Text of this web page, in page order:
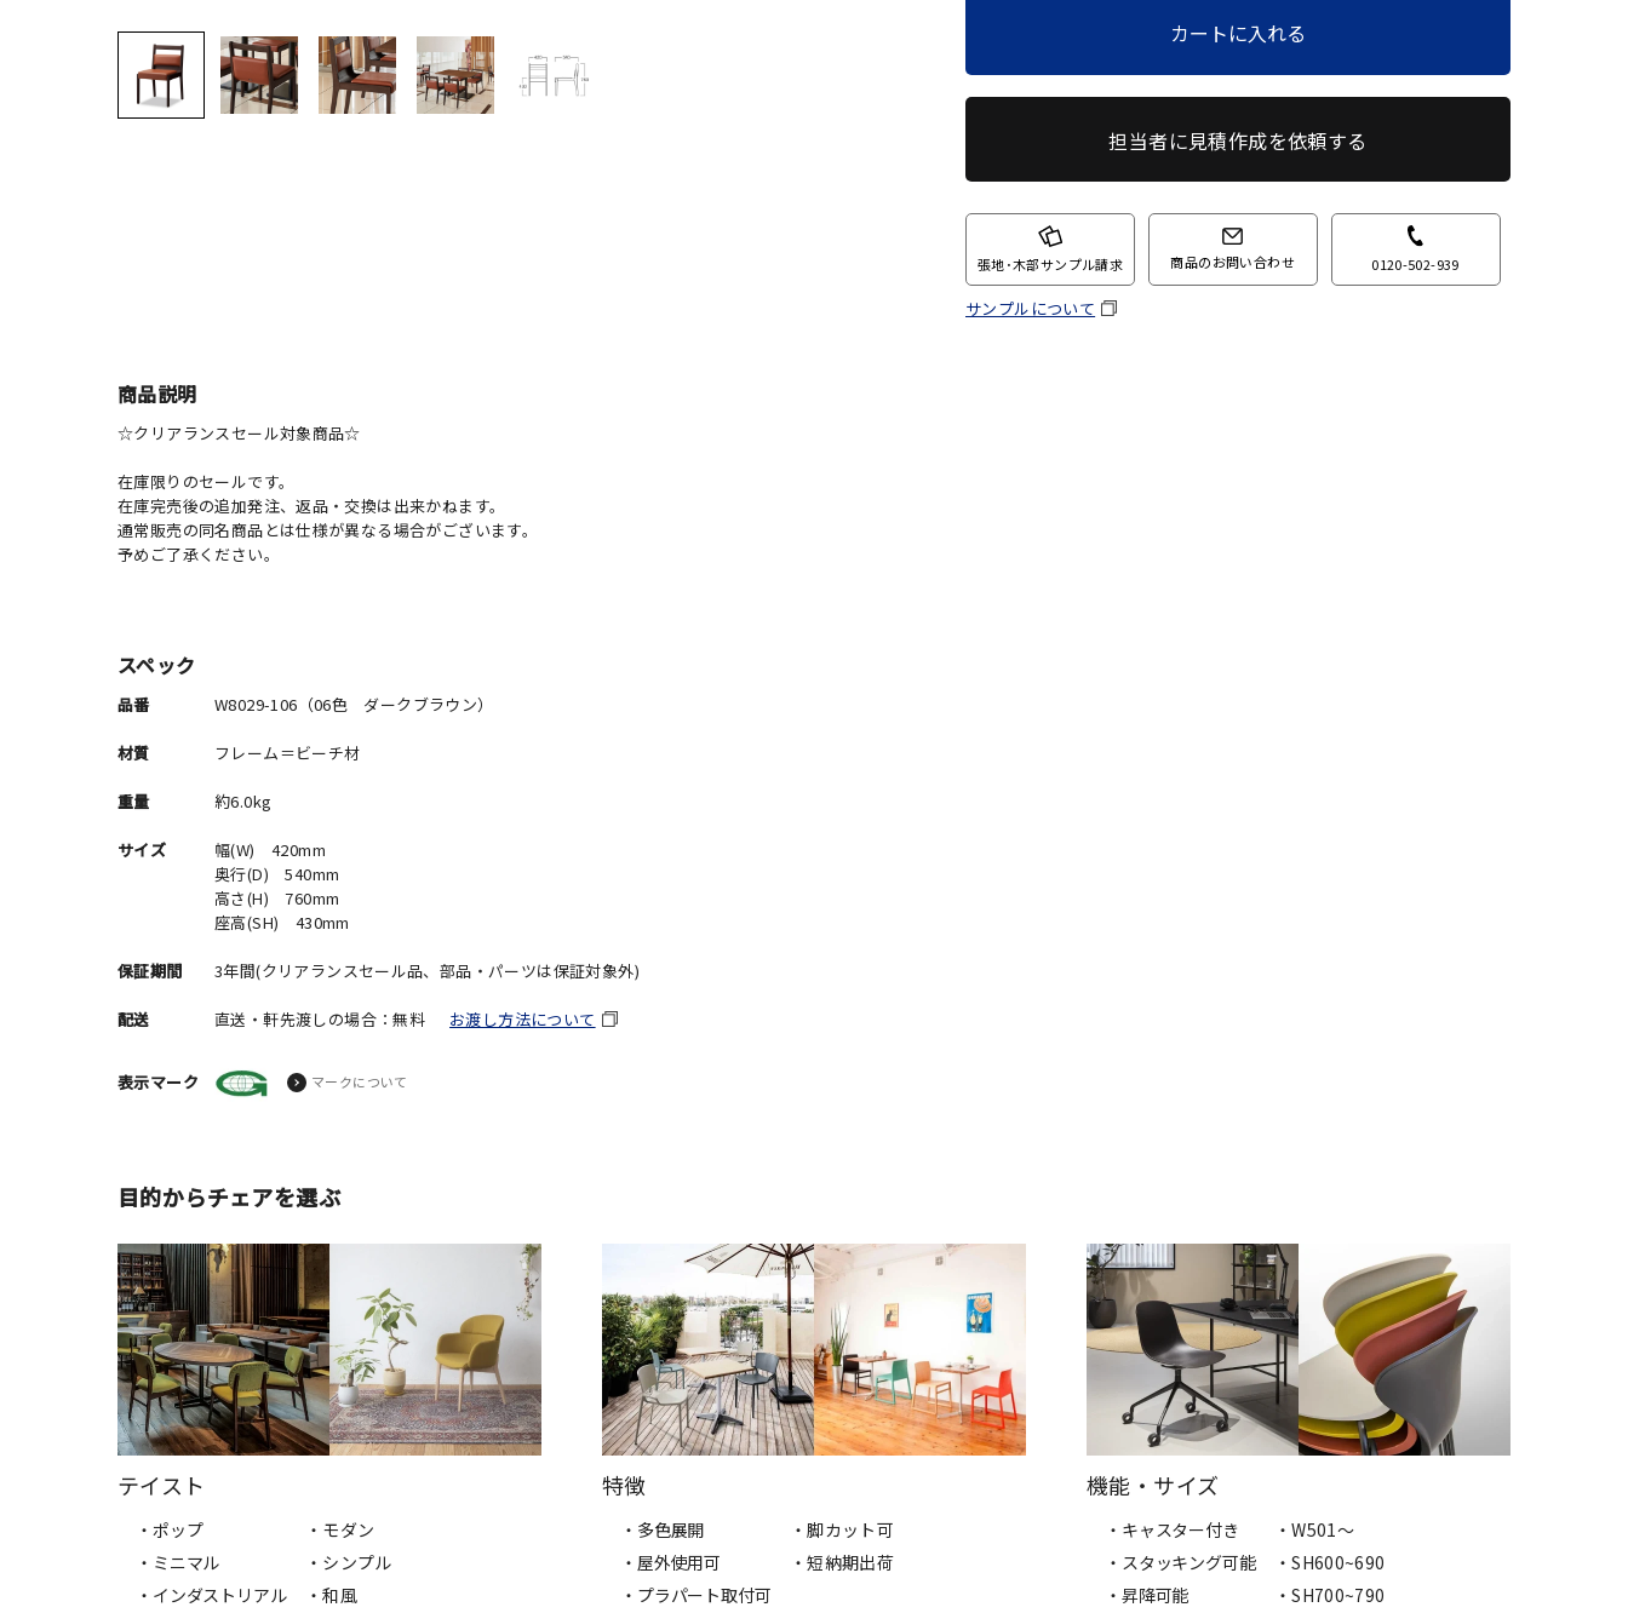
カートに入れる
担当者に見積作成を依頼する
張地･木部サンプル請求 商品のお問い合わせ 0120-502-939
サンプルについて
商品説明
☆クリアランスセール対象商品☆
在庫限りのセールです。
在庫完売後の追加発注、返品・交換は出来かねます。
通常販売の同名商品とは仕様が異なる場合がございます。
予めご了承ください。
スペック
品番 W8029-106（06色 ダークブラウン）
材質 フレーム＝ビーチ材
重量 約6.0kg
サイズ
幅(W) 420mm
奥行(D) 540mm
高さ(H) 760mm
座高(SH) 430mm
保証期間 3年間(クリアランスセール品、部品・パーツは保証対象外)
配送 直送・軒先渡しの場合：無料 お渡し方法について
表示マーク マークについて
目的からチェアを選ぶ
テイスト
・ポップ
・ミニマル
・インダストリアル
・モダン
・シンプル
・和風
特徴
・多色展開
・屋外使用可
・プラパート取付可
・脚カット可
・短納期出荷
機能・サイズ
・キャスター付き
・スタッキング可能
・昇降可能
・W501〜
・SH600~690
・SH700~790